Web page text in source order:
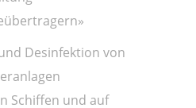
Desinfektion von
Schiffen und auf